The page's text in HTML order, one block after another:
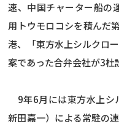
速、中国チャーター船の
用トウモロコシを積んだ
港、「東方水上シルクロ
案であった合弁会社が3杜
9年6月には東方水上シ
新田嘉一）による常駐の